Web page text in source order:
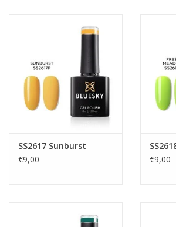
SS2617 Sunburst
€9,00
€9,00